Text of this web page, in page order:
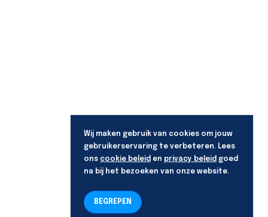
Wij maken gebruik van cookies om jouw
gebruikerservaring te verbeteren. Lees
ons cookie beleid en privacy beleid goed
na bij het bezoeken van onze website.
BEGREPEN